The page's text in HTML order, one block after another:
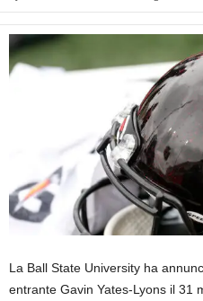
La Ball State University ha
entrante Gavin Yates-Lyons il 31